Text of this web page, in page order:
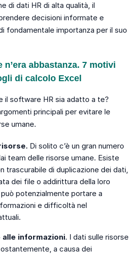
di dati HR di alta qualità, il
decisioni informate e
fondamentale importanza per il suo
n’era abbastanza. 7 motivi
di calcolo Excel
il software HR sia adatto a te?
principali per evitare le
umane.
Di solito c’è un gran numero
team delle risorse umane. Esiste
trascurabile di duplicazione dei dati,
dei file o addirittura della loro
potenzialmente portare a
e difficoltà nel
informazioni. I dati sulle risorse
a causa dei